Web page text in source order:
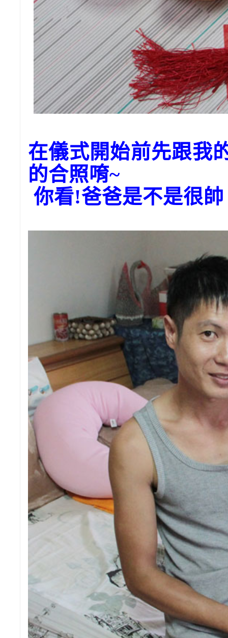
在儀式開始前先跟我
的合照唷~
你看!爸爸是不是很